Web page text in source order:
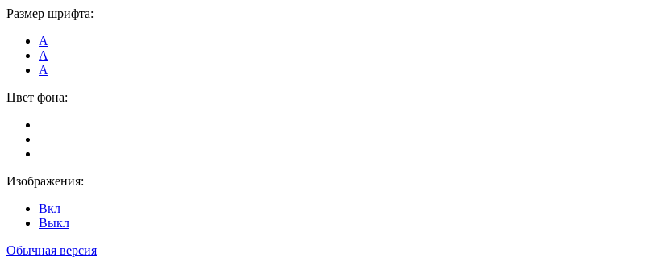
Размер шрифта:
А
А
А
Цвет фона:
Изображения:
Вкл
Выкл
Обычная версия